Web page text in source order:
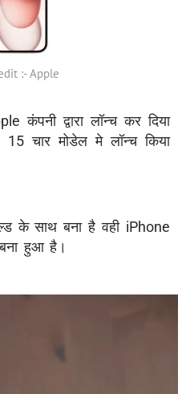
:- Apple
कंपनी द्वारा लॉन्च कर दिया
चार मोडेल मे लॉन्च किया
के साथ बना है वही iPhone
हुआ है।